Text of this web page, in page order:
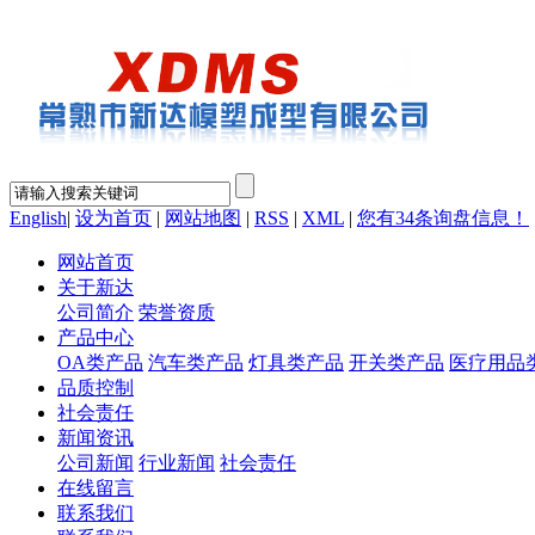
English| 设为首页 | 网站地图 | RSS | XML | 您有34条询盘信息！
网站首页
关于新达
公司简介 荣誉资质
产品中心
OA类产品 汽车类产品 灯具类产品 开关类产品 医疗用品
品质控制
社会责任
新闻资讯
公司新闻 行业新闻 社会责任
在线留言
联系我们